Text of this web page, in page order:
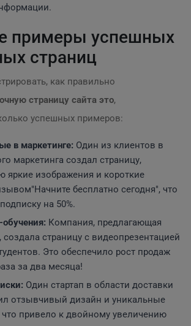
примеры успешных
страниц
как правильно
страницу сайта это,
успешных примеров:
в маркетинге: Один из клиентов в
маркетинга создал страницу,
яркие изображения и короткие
бесплатно сегодня", что
на 50%.
Компания, предлагающая
страницу с видеопрезентацией
Это обеспечило рост продаж
за два месяца!
Один стартап в области доставки
отзывчивый дизайн и уникальные
привело к двойному увеличению